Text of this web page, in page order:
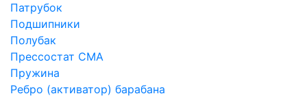
Патрубок
Подшипники
Полубак
Прессостат СМА
Пружина
Ребро (активатор) барабана